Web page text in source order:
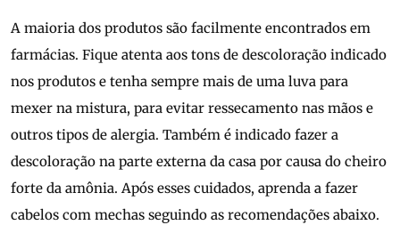
A maioria dos produtos são facilmente encontrados em
farmácias. Fique atenta aos tons de descoloração indicado
nos produtos e tenha sempre mais de uma luva para
mexer na mistura, para evitar ressecamento nas mãos e
outros tipos de alergia. Também é indicado fazer a
descoloração na parte externa da casa por causa do cheiro
forte da amônia. Após esses cuidados, aprenda a fazer
cabelos com mechas seguindo as recomendações abaixo.